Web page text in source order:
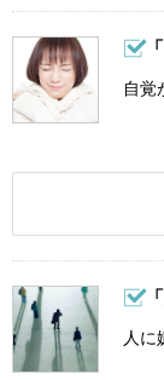
自覚
人に